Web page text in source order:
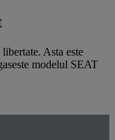
Asta este
modelul SEAT